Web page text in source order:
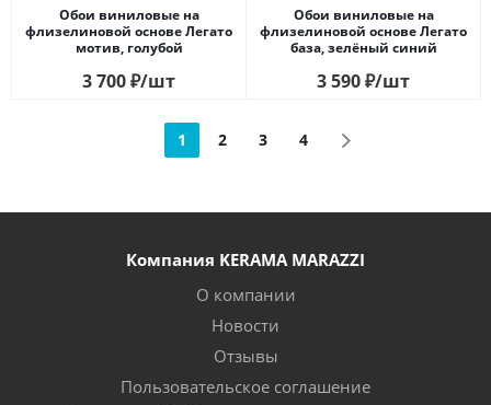
Обои виниловые на
флизелиновой основе Легато
мотив, голубой
3 700₽/шт
Обои виниловые на
флизелиновой основе Легато
база, зелёный синий
3 590₽/шт
1 2 3 4
Компания KERAMA MARAZZI
О компании
Новости
Отзывы
Пользовательское соглашение